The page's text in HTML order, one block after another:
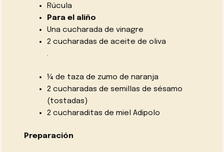
Rúcula
Para el aliño
Una cucharada de vinagre
2 cucharadas de aceite de oliva
.
¼ de taza de zumo de naranja
2 cucharadas de semillas de sésamo
(tostadas)
2 cucharaditas de miel Adipolo
Preparación